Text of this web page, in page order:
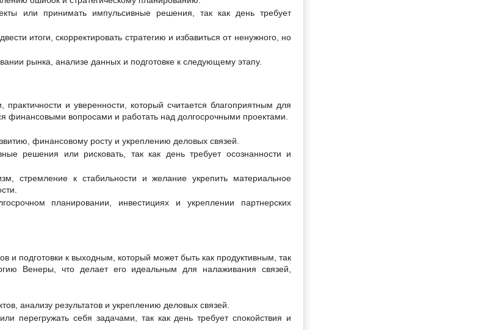
или принимать импульсивные решения, так как день требует
итоги, скорректировать стратегию и избавиться от ненужного, но
рынка, анализе данных и подготовке к следующему этапу.
и уверенности, который считается благоприятным для
финансовыми вопросами и работать над долгосрочными проектами.
финансовому росту и укреплению деловых связей.
решения или рисковать, так как день требует осознанности и
стремление к стабильности и желание укрепить материальное
планировании, инвестициях и укреплении партнерских
и подготовки к выходным, который может быть как продуктивным, так
Венеры, что делает его идеальным для налаживания связей,
анализу результатов и укреплению деловых связей.
перегружать себя задачами, так как день требует спокойствия и